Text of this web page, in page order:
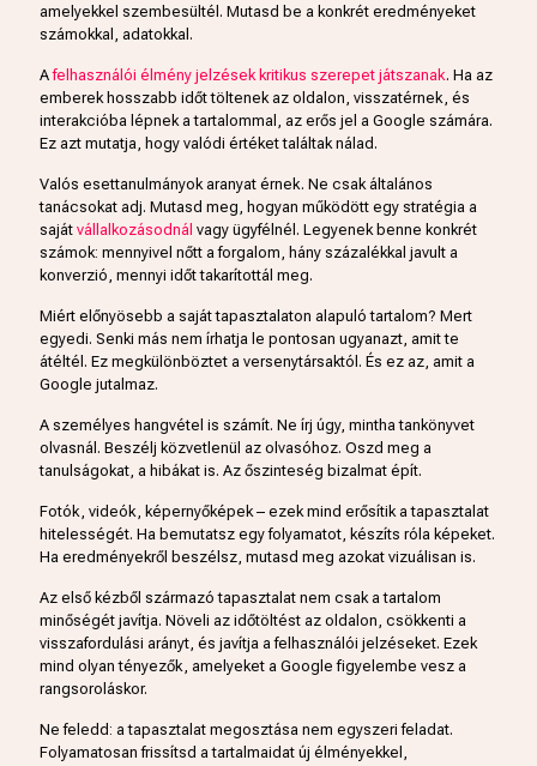
amelyekkel szembesültél. Mutasd be a konkrét eredményeket
számokkal, adatokkal.
Afelhasználói élmény jelzések kritikus szerepet játszanak. Ha az
emberek hosszabb időt töltenek az oldalon, visszatérnek, és
interakcióba lépnek a tartalommal, az erős jel a Google számára.
Ez azt mutatja, hogy valódi értéket találtak nálad.
Valós esettanulmányok aranyat érnek. Ne csak általános
tanácsokat adj. Mutasd meg, hogyan működött egy stratégia a
saját vállalkozásodnál vagy ügyfélnél. Legyenek benne konkrét
számok: mennyivel nőtt a forgalom, hány százalékkal javult a
konverzió, mennyi időt takarítottál meg.
Miért előnyösebb a saját tapasztalaton alapuló tartalom? Mert
egyedi. Senki más nem írhatja le pontosan ugyanazt, amit te
átéltél. Ez megkülönböztet a versenytársaktól. És ez az, amit a
Google jutalmaz.
A személyes hangvétel is számít. Ne írj úgy, mintha tankönyvet
olvasnál. Beszélj közvetlenül az olvasóhoz. Oszd meg a
tanulságokat, a hibákat is. Az őszinteség bizalmat épít.
Fotók, videók, képernyőképek – ezek mind erősítik a tapasztalat
hitelességét. Ha bemutatsz egy folyamatot, készíts róla képeket.
Ha eredményekről beszélsz, mutasd meg azokat vizuálisan is.
Az első kézből származó tapasztalat nem csak a tartalom
minőségét javítja. Növeli az időtöltést az oldalon, csökkenti a
visszafordulási arányt, és javítja a felhasználói jelzéseket. Ezek
mind olyan tényezők, amelyeket a Google figyelembe vesz a
rangsoroláskor.
Ne feledd: a tapasztalat megosztása nem egyszeri feladat.
Folyamatosan frissítsd a tartalmaidat új élményekkel,